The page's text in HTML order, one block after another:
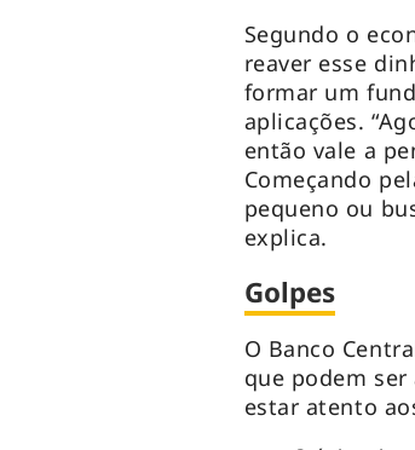
Segundo o
reaver esse
formar um
aplicações.
então vale a
Começando
pequeno ou
explica.
Golpes
O Banco
que podem
estar atento